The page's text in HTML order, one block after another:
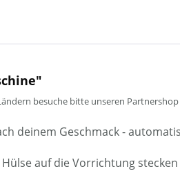
besuche bitte unseren Partnershop
deinem Geschmack -
auf die Vorrichtung